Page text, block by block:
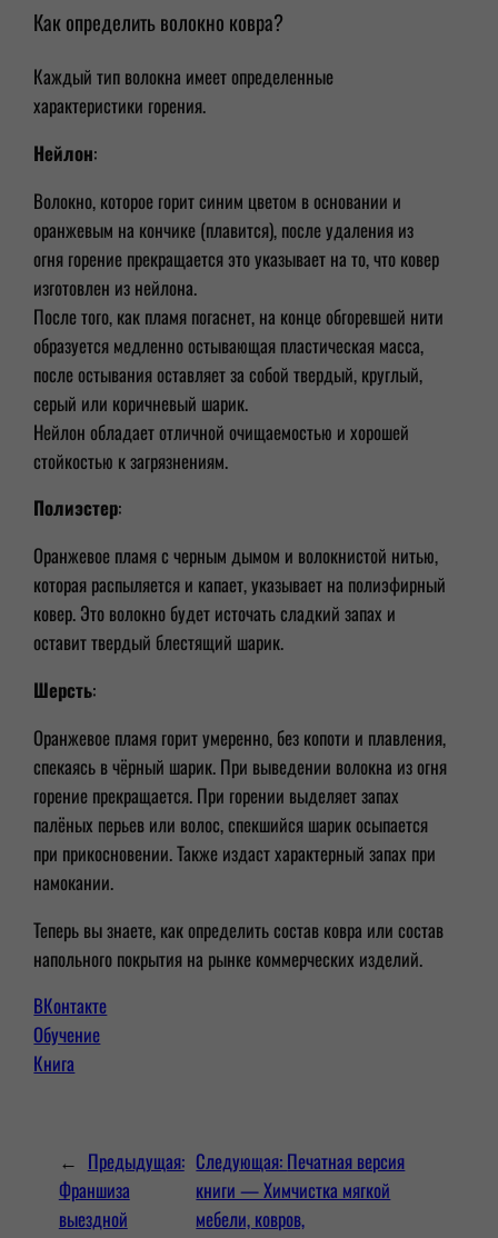
Как определить волокно ковра?
Каждый тип волокна имеет определенные
характеристики горения.
Нейлон:
Волокно, которое горит синим цветом в основании и
оранжевым на кончике (плавится), после удаления из
огня горение прекращается это указывает на то, что ковер
изготовлен из нейлона.
После того, как пламя погаснет, на конце обгоревшей нити
образуется медленно остывающая пластическая масса,
после остывания оставляет за собой твердый, круглый,
серый или коричневый шарик.
Нейлон обладает отличной очищаемостью и хорошей
стойкостью к загрязнениям.
Полиэстер:
Оранжевое пламя с черным дымом и волокнистой нитью,
которая распыляется и капает, указывает на полиэфирный
ковер. Это волокно будет источать сладкий запах и
оставит твердый блестящий шарик.
Шерсть:
Оранжевое пламя горит умеренно, без копоти и плавления,
спекаясь в чёрный шарик. При выведении волокна из огня
горение прекращается. При горении выделяет запах
палёных перьев или волос, спекшийся шарик осыпается
при прикосновении. Также издаст характерный запах при
намокании.
Теперь вы знаете, как определить состав ковра или состав
напольного покрытия на рынке коммерческих изделий.
ВКонтакте
Обучение
Книга
← Предыдущая:
Франшиза
выездной
Следующая: Печатная версия
книги — Химчистка мягкой
мебели, ковров,